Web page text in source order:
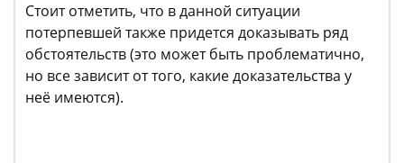
Стоит отметить, что в данной ситуации
потерпевшей также придется доказывать ряд
обстоятельств (это может быть проблематично,
но все зависит от того, какие доказательства у
неё имеются).